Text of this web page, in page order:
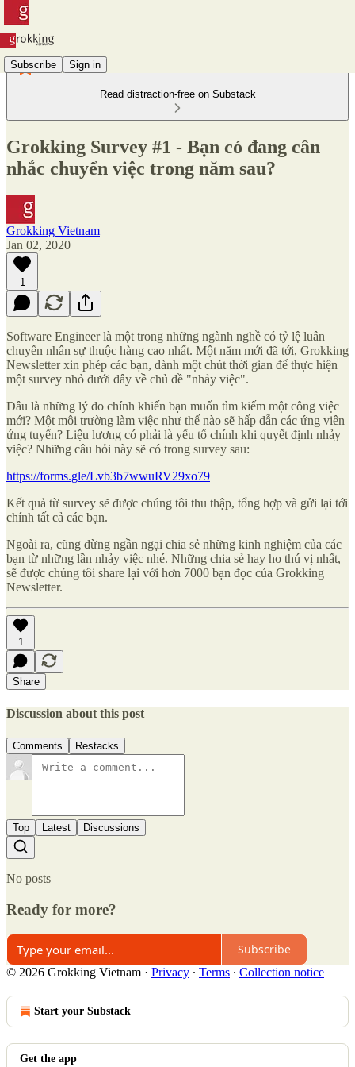
Subscribe Sign in
Read distraction-free on Substack
Grokking Survey #1 - Bạn có đang cân
nhắc chuyển việc trong năm sau?
Grokking Vietnam
Jan 02, 2020
1
Software Engineer là một trong những ngành nghề có tỷ lệ luân
chuyển nhân sự thuộc hàng cao nhất. Một năm mới đã tới, Grokking
Newsletter xin phép các bạn, dành một chút thời gian để thực hiện
một survey nhỏ dưới đây về chủ đề "nhảy việc".
Đâu là những lý do chính khiến bạn muốn tìm kiếm một công việc
mới? Một môi trường làm việc như thế nào sẽ hấp dẫn các ứng viên
ứng tuyển? Liệu lương có phải là yếu tố chính khi quyết định nhảy
việc? Những câu hỏi này sẽ có trong survey sau:
https://forms.gle/Lvb3b7wwuRV29xo79
Kết quả từ survey sẽ được chúng tôi thu thập, tổng hợp và gửi lại tới
chính tất cả các bạn.
Ngoài ra, cũng đừng ngần ngại chia sẻ những kinh nghiệm của các
bạn từ những lần nhảy việc nhé. Những chia sẻ hay ho thú vị nhất,
sẽ được chúng tôi share lại với hơn 7000 bạn đọc của Grokking
Newsletter.
1
Share
Discussion about this post
Comments Restacks
Top Latest Discussions
No posts
Ready for more?
Subscribe
© 2026 Grokking Vietnam · Privacy ∙ Terms ∙ Collection notice
Start your Substack
Get the app